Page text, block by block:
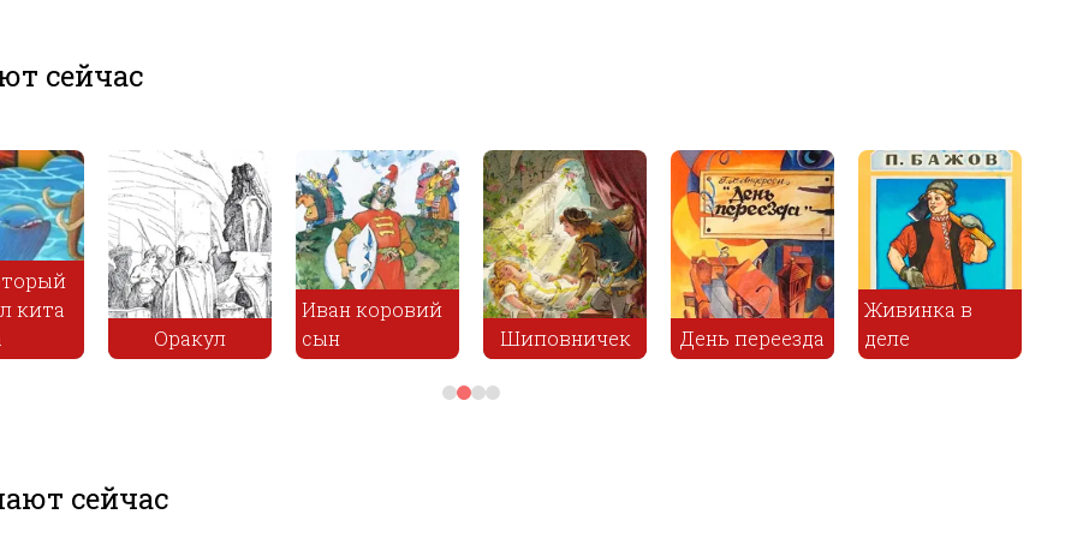
сейчас
Шиповничек День переезда
Живинка в
деле
Побратимы
Как муж
отучил жену
от сказок
сейчас